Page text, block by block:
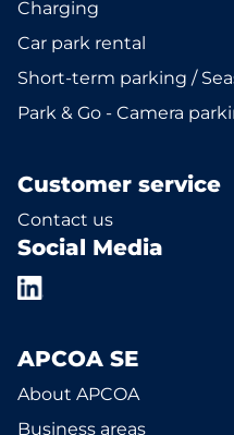
Charging
Car park rental
Short-term parking /
Park & Go - Camera
Customer service
Contact us
Social Media
APCOA SE
About APCOA
Business areas